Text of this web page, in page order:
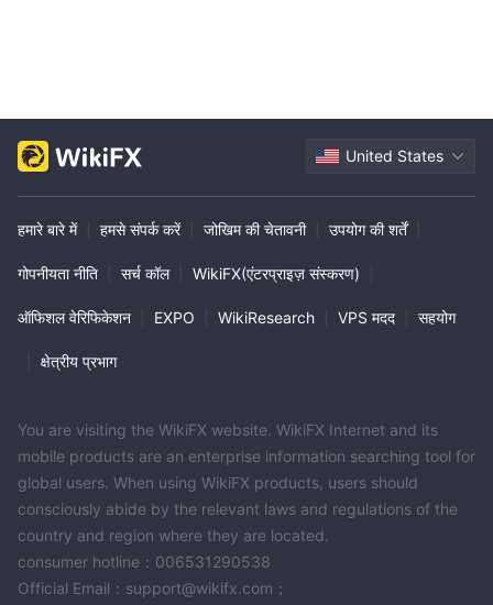
United States
हमारे बारे में हमसे संपर्क करें जोखिम की चेतावनी उपयोग की शर्तें
गोपनीयता नीति सर्च कॉल WikiFX(एंटरप्राइज़ संस्करण)
ऑफिशल वेरिफिकेशन EXPO WikiResearch VPS मदद सहयोग
क्षेत्रीय प्रभाग
You are visiting the WikiFX website. WikiFX Internet and its
mobile products are an enterprise information searching tool for
global users. When using WikiFX products, users should
consciously abide by the relevant laws and regulations of the
country and region where they are located.
consumer hotline：006531290538
Official Email：support@wikifx.com；